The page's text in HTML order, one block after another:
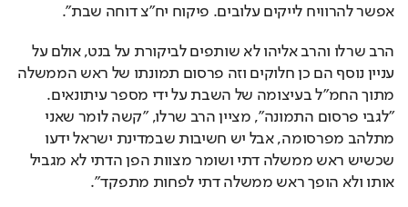
אפשר להרוויח לייקים עלובים. פיקוח יח"צ דוחה שבת".
הרב שרלו והרב אליהו לא שותפים לביקורת על בנט, אולם על
עניין נוסף הם כן חלוקים וזה פרסום תמונתו של ראש הממשלה
מתוך החמ"ל בעיצומה של השבת על ידי מספר עיתונאים.
"לגבי פרסום התמונה", מציין הרב שרלו, "קשה לומר שאני
מתלהב מפרסומה, אבל יש חשיבות שבמדינת ישראל ידעו
שכשיש ראש ממשלה דתי ושומר מצוות הפן הדתי לא מגביל
אותו ולא הופך ראש ממשלה דתי לפחות מתפקד".